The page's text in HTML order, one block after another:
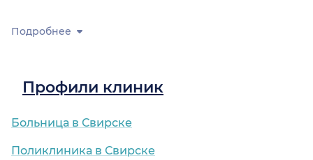
Подробнее
Профили клиник
Больница в Свирске
Поликлиника в Свирске